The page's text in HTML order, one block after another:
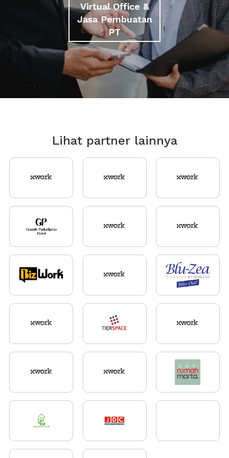
Virtual Office &
Jasa Pembuatan
PT
Lihat partner lainnya